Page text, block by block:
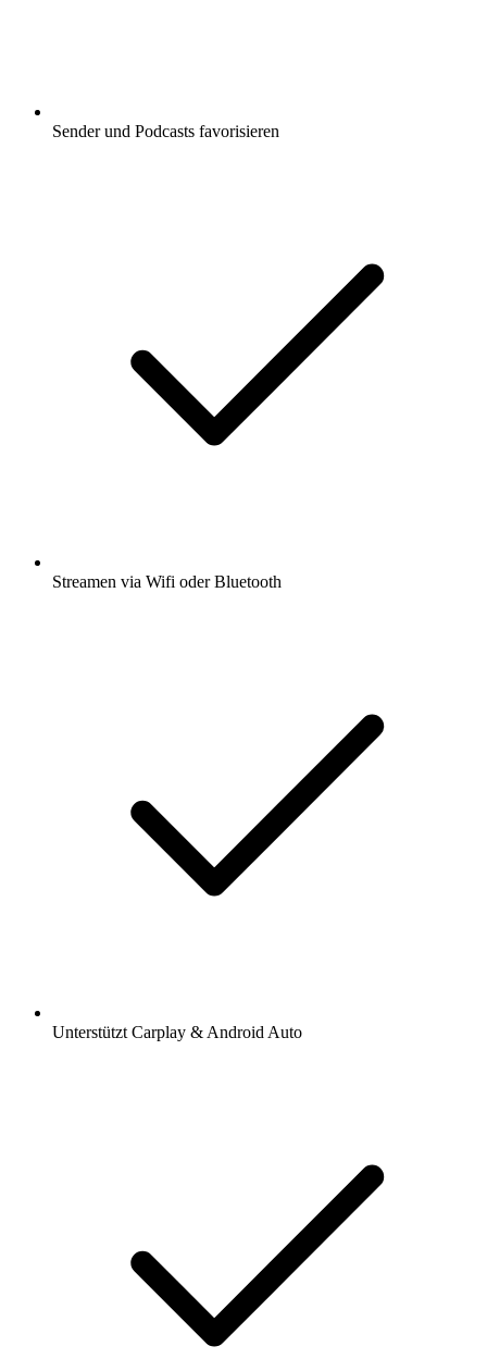
Sender und Podcasts favorisieren
Streamen via Wifi oder Bluetooth
Unterstützt Carplay & Android Auto